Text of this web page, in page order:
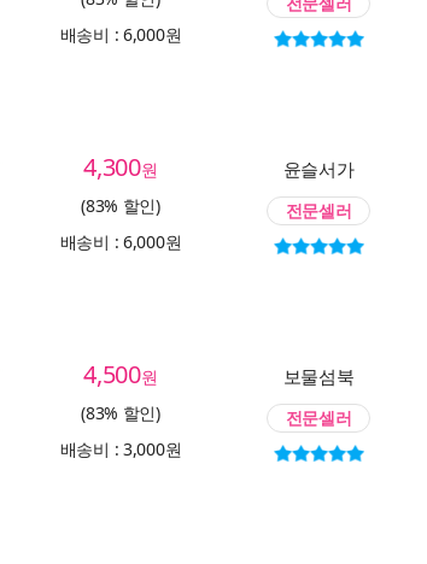
배송비 : 6,000원
4,300원
(83% 할인)
배송비 : 6,000원
윤슬서가
전문셀러
4,500원
(83% 할인)
배송비 : 3,000원
보물섬북
전문셀러